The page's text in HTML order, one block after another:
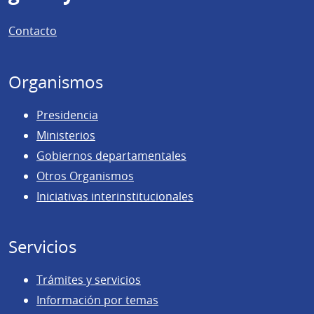
de
página
Contacto
Organismos
Presidencia
Ministerios
Gobiernos departamentales
Otros Organismos
Iniciativas interinstitucionales
Servicios
Trámites y servicios
Información por temas